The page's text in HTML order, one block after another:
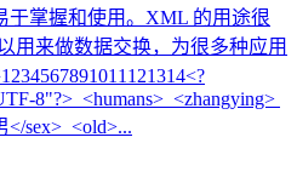
于掌握和使用。XML 的用途很
用来做数据交换，为很多种应用
8"?> <humans> <zhangying>
</sex> <old>...